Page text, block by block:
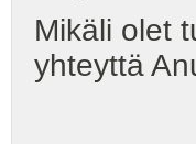
Mikäli olet
yhteyttä